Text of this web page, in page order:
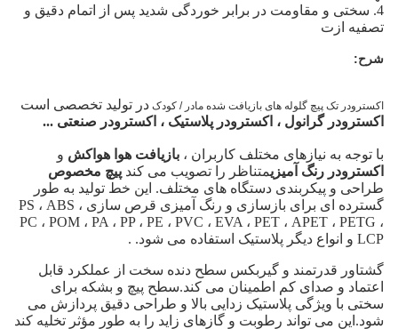
4. سختی و مقاومت در برابر خوردگی شدید پس از اتمام دقیق و
تصفیه ازت
شرح:
اکسترودر تک پیچ گلوله های بازیافت شده مادر / کودک در تولید تخصصی است
اکسترودر گرانول ، اکسترودر پلاستیک ، اکسترودر صنعتی ...
با توجه به نیازهای مختلف کاربران ، بازیافت هوا هواکش و
اکسترودر رنگ آمیزیمتناظر را تصویب می کند پیچ مخصوص
طراحی و پیکربندی دستگاه های مختلف. این خط تولید به طور
گسترده ای برای بازسازی و رنگ آمیزی قرص سازی PS ، ABS ،
PC ، POM ، PA ، PP ، PE ، PVC ، EVA ، PET ، APET ، PETG ،
LCP و انواع دیگر پلاستیک استفاده می شود. .
گشتاور قدرتمند و گیربکس سطح دنده سخت از عملکرد قابل
اعتماد و صدای کم اطمینان می کند.سطح پیچ و بشکه برای
سختی با ویژگی پلاستیک زدایی بالا و طراحی دقیق پردازش می
شود.این می تواند رطوبت و گازهای زاید را به طور مؤثر تخلیه کند